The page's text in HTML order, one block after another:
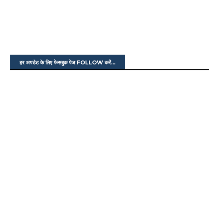
हर अपडेट के लिए फेसबुक पेज FOLLOW करें...